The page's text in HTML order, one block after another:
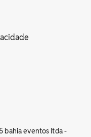
eventos ltda -